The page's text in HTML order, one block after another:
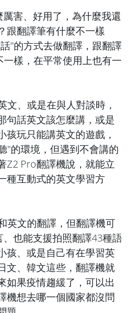
害、好用了，為什麼我還
跟翻譯筆有什麼不一樣
"的方式去做翻譯，跟翻譯
樣，在平常使用上也有一
文、或是在與人對談時，
句話英文該怎麼講，或是
孩玩只能講英文的遊戲，
"的環境，但遇到不會講的
Z2 Pro翻譯機說，就能立
種互動式的英文學習方
英文的翻譯，但翻譯機可
也能支援拍照翻譯43種語
孩、或是自己有在學習英
文、韓文這些，翻譯機就
如果疫情趨緩了，可以出
機想去哪一個國家都沒問